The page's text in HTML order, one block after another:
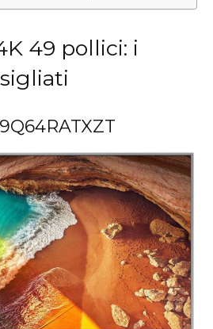
49 pollici: i